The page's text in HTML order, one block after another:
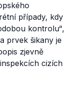
případy, kdy
kontrolu“,
prvek šikany je
zjevně
cizích